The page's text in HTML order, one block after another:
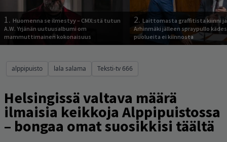
1. Huomenna se ilmestyy – CMX:stä tutun
A.W. Yrjänän uutuusalbumi om
mammuttimainen kokonaisuus
2. Laittomasta graffitista kiinni
Arhinmäki jälleen spraypullo
puolueita ei kiinnosta
alppipuisto lala salama Teksti-tv 666
Helsingissä valtava määrä
ilmaisia keikkoja Alppipuistossa
– bongaa omat suosikkisi täältä